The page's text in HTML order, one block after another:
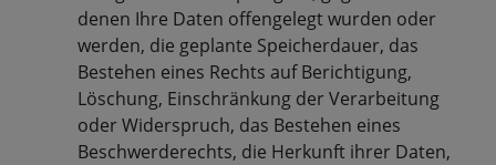
denen Ihre Daten offengelegt wurden oder
werden, die geplante Speicherdauer, das
Bestehen eines Rechts auf Berichtigung,
Löschung, Einschränkung der Verarbeitung
oder Widerspruch, das Bestehen eines
Beschwerderechts, die Herkunft ihrer Daten,